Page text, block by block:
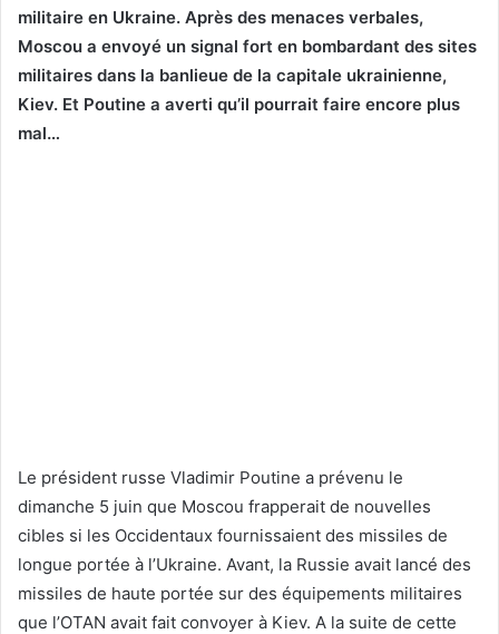
militaire en Ukraine. Après des menaces verbales,
Moscou a envoyé un signal fort en bombardant des sites
militaires dans la banlieue de la capitale ukrainienne,
Kiev. Et Poutine a averti qu’il pourrait faire encore plus
mal…
Le président russe Vladimir Poutine a prévenu le
dimanche 5 juin que Moscou frapperait de nouvelles
cibles si les Occidentaux fournissaient des missiles de
longue portée à l’Ukraine. Avant, la Russie avait lancé des
missiles de haute portée sur des équipements militaires
que l’OTAN avait fait convoyer à Kiev. A la suite de cette